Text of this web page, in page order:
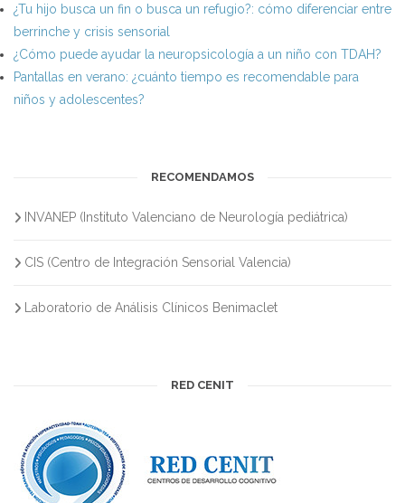
¿Tu hijo busca un fin o busca un refugio?: cómo diferenciar entre
berrinche y crisis sensorial
¿Cómo puede ayudar la neuropsicología a un niño con TDAH?
Pantallas en verano: ¿cuánto tiempo es recomendable para
niños y adolescentes?
RECOMENDAMOS
INVANEP (Instituto Valenciano de Neurología pediátrica)
CIS (Centro de Integración Sensorial Valencia)
Laboratorio de Análisis Clínicos Benimaclet
RED CENIT